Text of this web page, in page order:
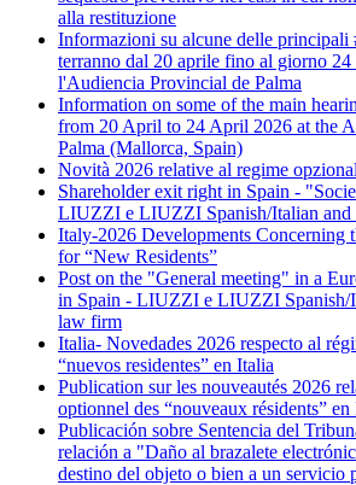
alla restituzione
Informazioni su alcune delle principali
terranno dal 20 aprile fino al giorno 24
l'Audiencia Provincial de Palma
Information on some of the main
from 20 April to 24 April 2026 at the
Palma (Mallorca, Spain)
Novità 2026 relative al regime
Shareholder exit right in Spain -
LIUZZI e LIUZZI Spanish/Italian and
Italy-2026 Developments Concerning
for “New Residents”
Post on the "General meeting" in a
in Spain - LIUZZI e LIUZZI Spanish/
law firm
Italia- Novedades 2026 respecto al
“nuevos residentes” en Italia
Publication sur les nouveautés 2026
optionnel des “nouveaux résidents” en
Publicación sobre Sentencia del
relación a "Daño al brazalete
destino del objeto o bien a un servicio